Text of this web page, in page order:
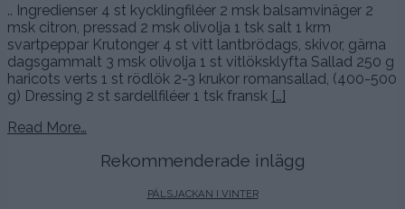
.. Ingredienser 4 st kycklingfiléer 2 msk balsamvinäger 2
msk citron, pressad 2 msk olivolja 1 tsk salt 1 krm
svartpeppar Krutonger 4 st vitt lantbrödags, skivor, gärna
dagsgammalt 3 msk olivolja 1 st vitlöksklyfta Sallad 250 g
haricots verts 1 st rödlök 2-3 krukor romansallad, (400-500
g) Dressing 2 st sardellfiléer 1 tsk fransk […]
Read More…
Rekommenderade inlägg
PÄLSJACKAN I VINTER